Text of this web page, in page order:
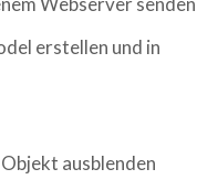
erstellen und in
ausblenden